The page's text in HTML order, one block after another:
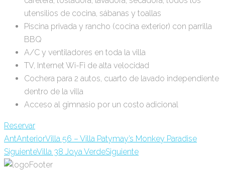
utensilios de cocina, sábanas y toallas
Piscina privada y rancho (cocina exterior) con parrilla
BBQ
A/C y ventiladores en toda la villa
TV, Internet Wi-Fi de alta velocidad
Cochera para 2 autos, cuarto de lavado independiente
dentro de la villa
Acceso al gimnasio por un costo adicional
Reservar
AntAnteriorVilla 56 – Villa Patymay’s Monkey Paradise
SiguienteVilla 38 Joya VerdeSiguiente